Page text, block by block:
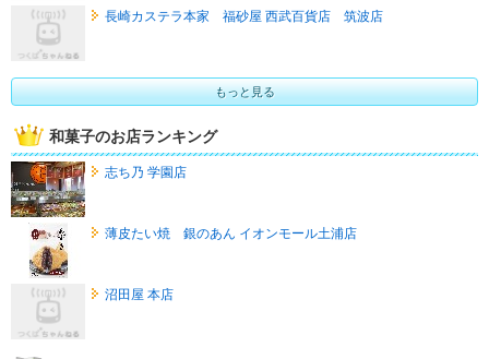
長崎カステラ本家 福砂屋 西武百貨店 筑波店
もっと見る
和菓子のお店ランキング
志ち乃 学園店
薄皮たい焼 銀のあん イオンモール土浦店
沼田屋 本店